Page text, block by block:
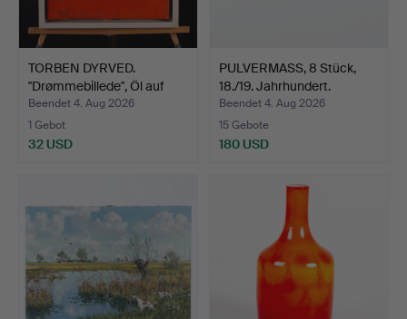
TORBEN DYRVED.
"Drømmebillede", Öl auf
Lei…
Beendet 4. Aug 2026
1 Gebot
32 USD
PULVERMASS, 8 Stück,
18./19. Jahrhundert.
Beendet 4. Aug 2026
15 Gebote
180 USD